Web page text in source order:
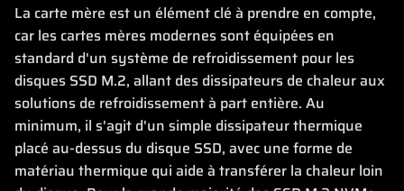
La carte mère est un élément clé à prendre en compte,
car les cartes mères modernes sont équipées en
standard d'un système de refroidissement pour les
disques SSD M.2, allant des dissipateurs de chaleur aux
solutions de refroidissement à part entière. Au
minimum, il s'agit d'un simple dissipateur thermique
placé au-dessus du disque SSD, avec une forme de
matériau thermique qui aide à transférer la chaleur loin